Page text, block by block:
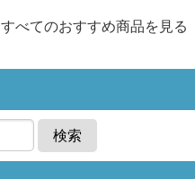
すべてのおすすめ商品を見る
検索